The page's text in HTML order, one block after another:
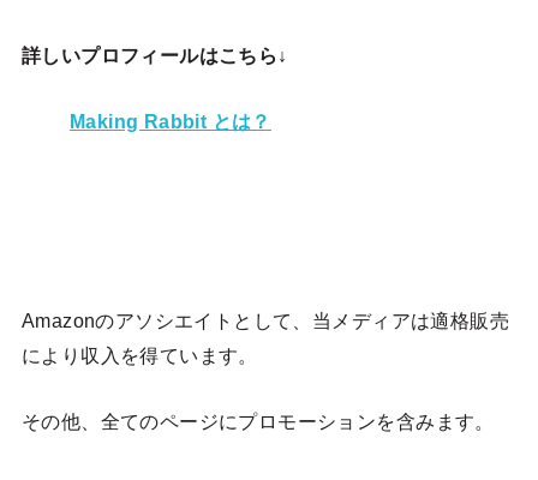
詳しいプロフィールはこちら↓
Making Rabbit とは？
Amazonのアソシエイトとして、当メディアは適格販売
により収入を得ています。
その他、全てのページにプロモーションを含みます。